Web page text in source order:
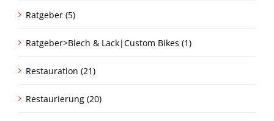
Ratgeber (5)
Ratgeber>Blech & Lack|Custom Bikes (1)
Restauration (21)
Restaurierung (20)